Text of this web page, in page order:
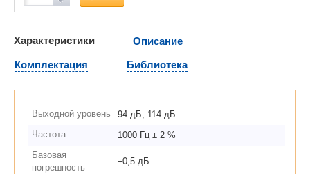
Характеристики
Описание
Комплектация
Библиотека
Выходной уровень
94 дБ, 114 дБ
Частота
1000 Гц ± 2 %
Базовая
погрешность
±0,5 дБ